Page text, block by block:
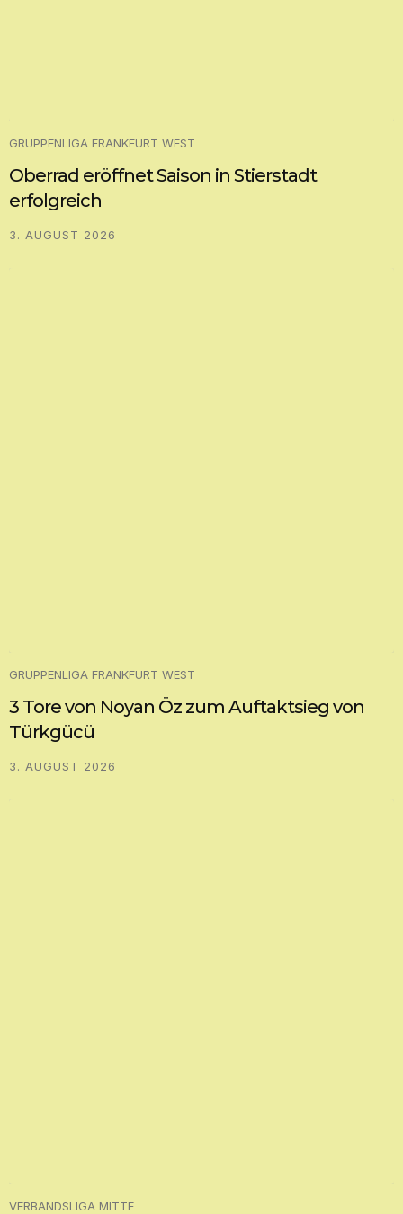
GRUPPENLIGA FRANKFURT WEST
Oberrad eröffnet Saison in Stierstadt
erfolgreich
3. AUGUST 2026
GRUPPENLIGA FRANKFURT WEST
3 Tore von Noyan Öz zum Auftaktsieg von
Türkgücü
3. AUGUST 2026
VERBANDSLIGA MITTE